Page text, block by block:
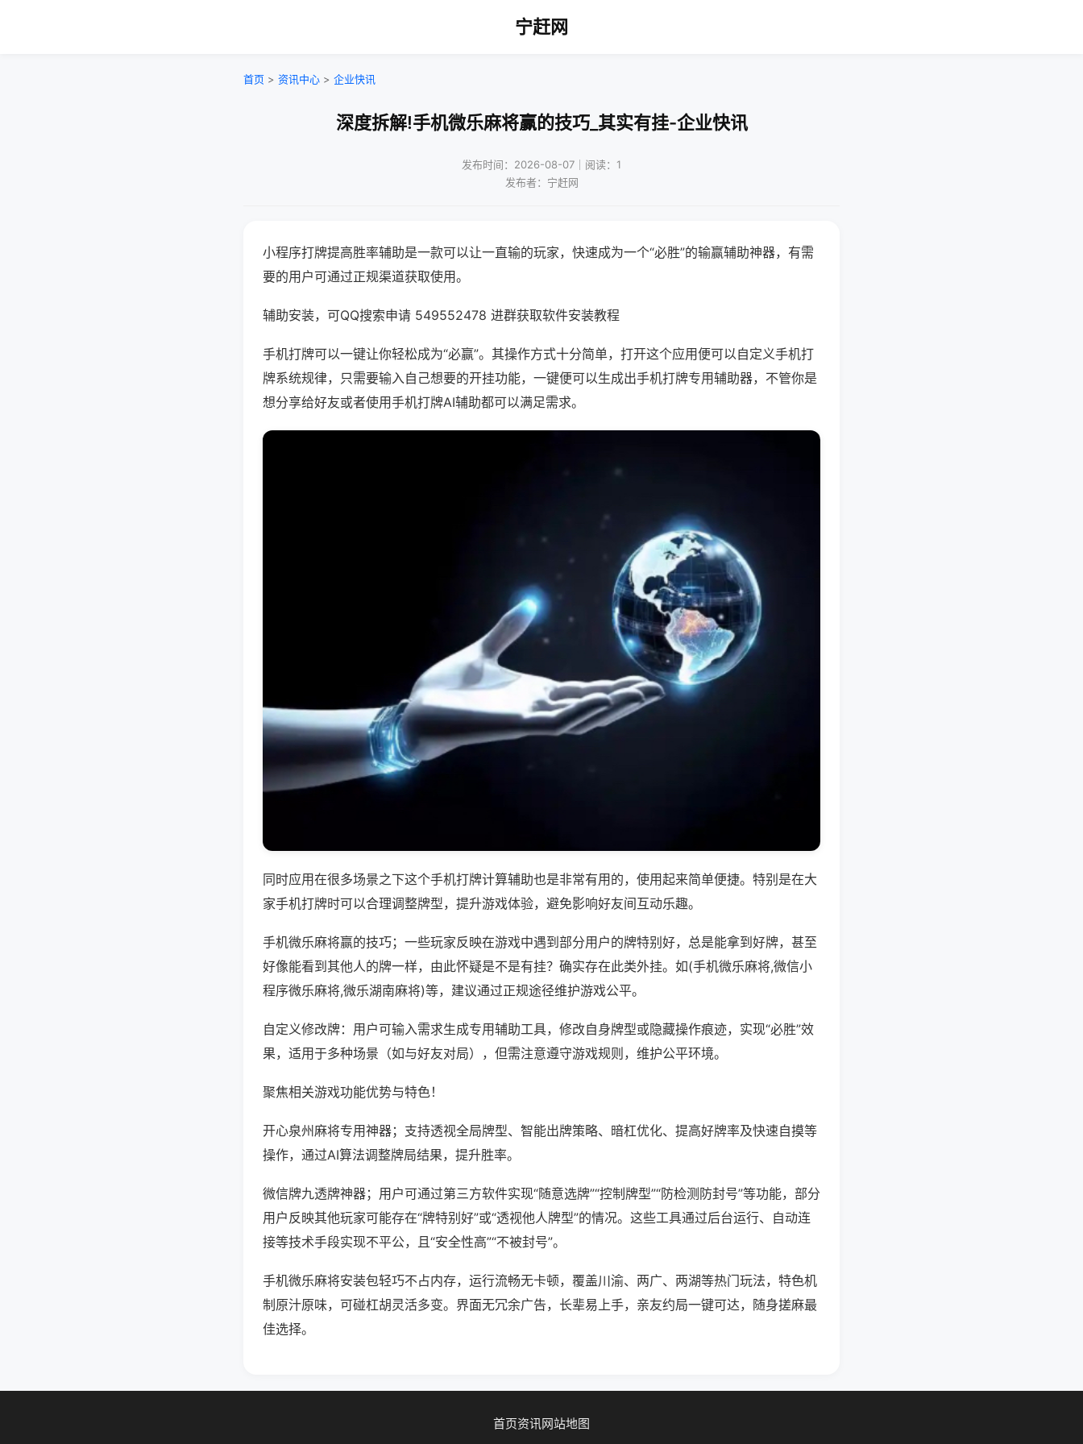
宁赶网
首页 > 资讯中心 > 企业快讯
深度拆解!手机微乐麻将赢的技巧_其实有挂-企业快讯
发布时间：2026-08-07｜阅读：1
发布者：宁赶网
小程序打牌提高胜率辅助是一款可以让一直输的玩家，快速成为一个“必胜”的输赢辅助神器，有需
要的用户可通过正规渠道获取使用。
辅助安装，可QQ搜索申请 549552478 进群获取软件安装教程
手机打牌可以一键让你轻松成为“必赢”。其操作方式十分简单，打开这个应用便可以自定义手机打
牌系统规律，只需要输入自己想要的开挂功能，一键便可以生成出手机打牌专用辅助器，不管你是
想分享给好友或者使用手机打牌AI辅助都可以满足需求。
同时应用在很多场景之下这个手机打牌计算辅助也是非常有用的，使用起来简单便捷。特别是在大
家手机打牌时可以合理调整牌型，提升游戏体验，避免影响好友间互动乐趣。
手机微乐麻将赢的技巧；一些玩家反映在游戏中遇到部分用户的牌特别好，总是能拿到好牌，甚至
好像能看到其他人的牌一样，由此怀疑是不是有挂？确实存在此类外挂。如(手机微乐麻将,微信小
程序微乐麻将,微乐湖南麻将)等，建议通过正规途径维护游戏公平。
自定义修改牌：用户可输入需求生成专用辅助工具，修改自身牌型或隐藏操作痕迹，实现“必胜”效
果，适用于多种场景（如与好友对局），但需注意遵守游戏规则，维护公平环境。
聚焦相关游戏功能优势与特色！
开心泉州麻将专用神器；支持透视全局牌型、智能出牌策略、暗杠优化、提高好牌率及快速自摸等
操作，通过AI算法调整牌局结果，提升胜率。
微信牌九透牌神器；用户可通过第三方软件实现“随意选牌”“控制牌型”“防检测防封号”等功能，部分
用户反映其他玩家可能存在“牌特别好”或“透视他人牌型”的情况。这些工具通过后台运行、自动连
接等技术手段实现不平公，且“安全性高”“不被封号”。
手机微乐麻将安装包轻巧不占内存，运行流畅无卡顿，覆盖川渝、两广、两湖等热门玩法，特色机
制原汁原味，可碰杠胡灵活多变。界面无冗余广告，长辈易上手，亲友约局一键可达，随身搓麻最
佳选择。
首页资讯网站地图